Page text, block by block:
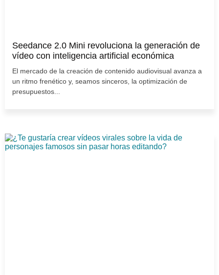
Seedance 2.0 Mini revoluciona la generación de
vídeo con inteligencia artificial económica
El mercado de la creación de contenido audiovisual avanza a
un ritmo frenético y, seamos sinceros, la optimización de
presupuestos...